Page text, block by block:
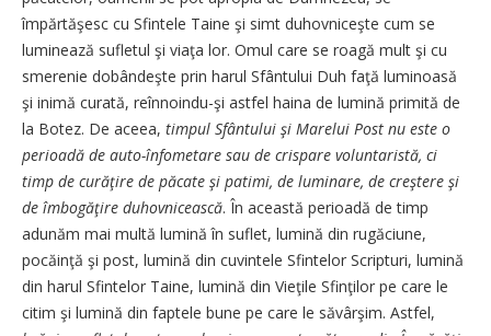
împărtăşesc cu Sfintele Taine şi simt duhovniceşte cum se
luminează sufletul şi viaţa lor. Omul care se roagă mult şi cu
smerenie dobândeşte prin harul Sfântului Duh faţă luminoasă
şi inimă curată, reînnoindu-şi astfel haina de lumină primită de
la Botez. De aceea, timpul Sfântului şi Marelui Post nu este o
perioadă de auto-înfometare sau de crispare voluntaristă, ci
timp de curăţire de păcate şi patimi, de luminare, de creştere şi
de îmbogăţire duhovnicească. În această perioadă de timp
adunăm mai multă lumină în suflet, lumină din rugăciune,
pocăinţă şi post, lumină din cuvintele Sfintelor Scripturi, lumină
din harul Sfintelor Taine, lumină din Vieţile Sfinţilor pe care le
citim şi lumină din faptele bune pe care le săvârşim. Astfel,